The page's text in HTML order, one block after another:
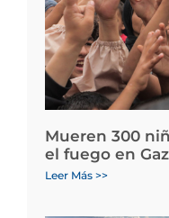
Mueren 300
el fuego en
Leer Más >>